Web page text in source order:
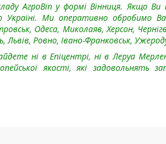
АгроВin у формі Вінниця. Якщо
Ми оперативно обробимо
Одеса, Миколаяв, Херсон,
Ровно, Івано-Франковськ,
ні в Епіцентрі, ні в Леруа
якості, які задовольнять